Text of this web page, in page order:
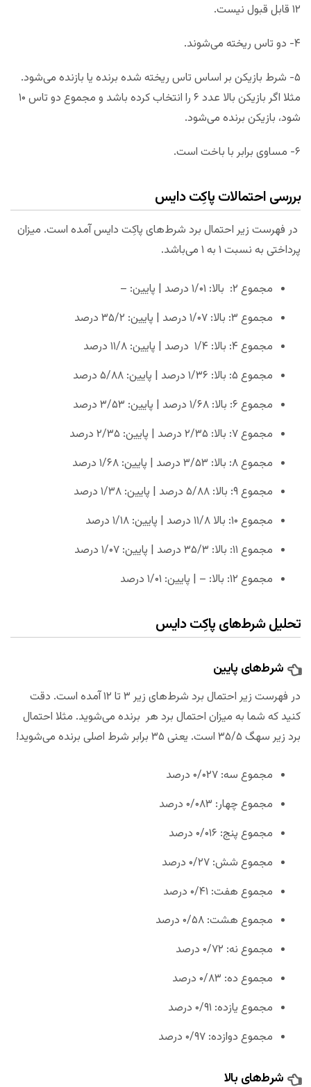
۱۲ قابل قبول نیست.
۴- دو تاس ریخته می‌شوند.
۵- شرط بازیکن بر اساس تاس ریخته شده برنده یا بازنده می‌شود.
مثلا اگر بازیکن بالا عدد ۶ را انتخاب کرده باشد و مجموع دو تاس ۱۰
شود، بازیکن برنده می‌شود.
۶- مساوی برابر با باخت است.
بررسی احتمالات پاکِت دایس
در فهرست زیر احتمال برد شرط‌های پاکِت دایس آمده است. میزان
پرداختی به نسبت ۱ به ۱ می‌باشد.
مجموع ۲: بالا: ۱/۰۱ درصد | پایین: –
مجموع ۳: بالا: ۱/۰۷ درصد | پایین: ۳۵/۲ درصد
مجموع ۴: بالا: ۱/۴ درصد | پایین: ۱۱/۸ درصد
مجموع ۵: بالا: ۱/۳۶ درصد | پایین: ۵/۸۸ درصد
مجموع ۶: بالا: ۱/۶۸ درصد | پایین: ۳/۵۳ درصد
مجموع ۷: بالا: ۲/۳۵ درصد | پایین: ۲/۳۵ درصد
مجموع ۸: بالا: ۳/۵۳ درصد | پایین: ۱/۶۸ درصد
مجموع ۹: بالا: ۵/۸۸ درصد | پایین: ۱/۳۸ درصد
مجموع ۱۰: بالا ۱۱/۸ درصد | پایین: ۱/۱۸ درصد
مجموع ۱۱: بالا: ۳۵/۳ درصد | پایین: ۱/۰۷ درصد
مجموع ۱۲: بالا: – | پایین: ۱/۰۱ درصد
تحلیل شرط‌های پاکِت دایس
شرط‌های پایین
در فهرست زیر احتمال برد شرط‌های زیر ۳ تا ۱۲ آمده است. دقت
کنید که شما به میزان احتمال برد هر برنده می‌شوید. مثلا احتمال
برد زیر سهگ ۳۵/۵ است. یعنی ۳۵ برابر شرط اصلی برنده می‌شوید!
مجموع سه: ۰/۰۲۷ درصد
مجموع چهار: ۰/۰۸۳ درصد
مجموع پنج: ۰/۰۱۶ درصد
مجموع شش: ۰/۲۷ درصد
مجموع هفت: ۰/۴۱ درصد
مجموع هشت: ۰/۵۸ درصد
مجموع نه: ۰/۷۲ درصد
مجموع ده: ۰/۸۳ درصد
مجموع یازده: ۰/۹۱ درصد
مجموع دوازده: ۰/۹۷ درصد
شرط‌های بالا